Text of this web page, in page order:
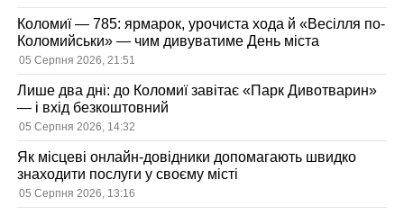
Коломиї — 785: ярмарок, урочиста хода й «Весілля по-
Коломийськи» — чим дивуватиме День міста
05 Серпня 2026, 21:51
Лише два дні: до Коломиї завітає «Парк Дивотварин»
— і вхід безкоштовний
05 Серпня 2026, 14:32
Як місцеві онлайн-довідники допомагають швидко
знаходити послуги у своєму місті
05 Серпня 2026, 13:16